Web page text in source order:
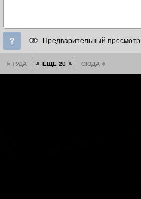
Предварительный просмотр
ТУДА ЕЩЁ 20 СЮДА